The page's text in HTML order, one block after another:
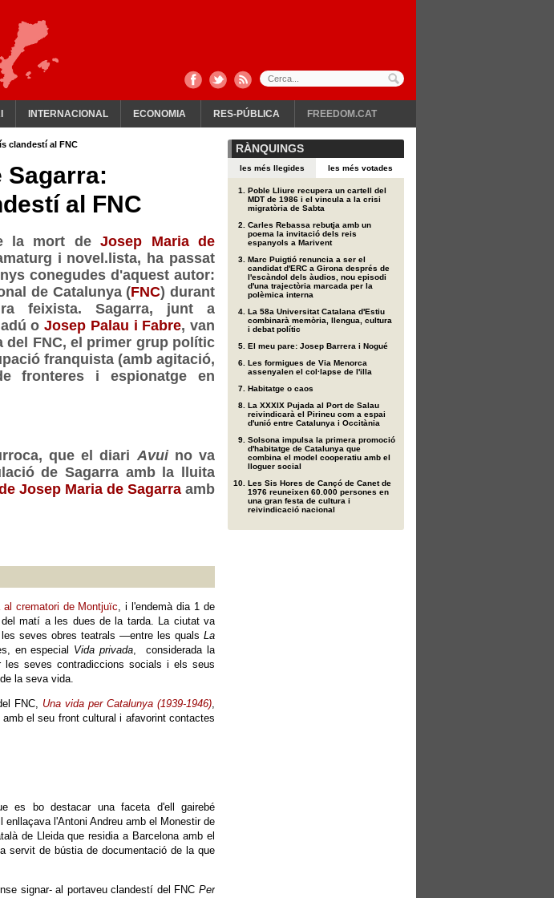
INTERNACIONAL ECONOMIA RES-PÚBLICA FREEDOM.CAT
clandestí al FNC
Sagarra:
al FNC
la mort deJosep Maria de
i novel.lista, ha passat
conegudes d'aquest autor:
de Catalunya (FNC) durant
feixista. Sagarra, junt a
oJosep Palau i Fabre, van
del FNC, el primer grup polític
franquista (amb agitació,
fronteres i espionatge en
que el diari Avui no va
de Sagarra amb la lluita
Josep Maria de Sagarra amb
al crematori de Montjuïc, i l'endemà dia 1 de
matí a les dues de la tarda. La ciutat va
les seves obres teatrals —entre les quals La
en especial Vida privada, considerada la
les seves contradiccions socials i els seus
la seva vida.
FNC, Una vida per Catalunya (1939-1946),
el seu front cultural i afavorint contactes
es bo destacar una faceta d'ell gairebé
enllaçava l'Antoni Andreu amb el Monestir de
de Lleida que residia a Barcelona amb el
servit de bústia de documentació de la que
signar- al portaveu clandestí del FNC Per
RÀNQUINGS
les més llegides les més votades
Poble Lliure recupera un cartell del
MDT de 1986 i el vincula a la crisi
migratòria de Sabta
Carles Rebassa rebutja amb un
poema la invitació dels reis
espanyols a Marivent
Marc Puigtió renuncia a ser el
candidat d'ERC a Girona després de
l'escàndol dels àudios, nou episodi
d'una trajectòria marcada per la
polèmica interna
La 58a Universitat Catalana d'Estiu
combinarà memòria, llengua, cultura
i debat polític
El meu pare: Josep Barrera i Nogué
Les formigues de Via Menorca
assenyalen el col·lapse de l'illa
Habitatge o caos
La XXXIX Pujada al Port de Salau
reivindicarà el Pirineu com a espai
d'unió entre Catalunya i Occitània
Solsona impulsa la primera promoció
d'habitatge de Catalunya que
combina el model cooperatiu amb el
lloguer social
Les Sis Hores de Cançó de Canet de
1976 reuneixen 60.000 persones en
una gran festa de cultura i
reivindicació nacional